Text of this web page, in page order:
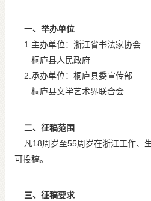
一、举办单位
1.主办单位：浙江省书法家协会
桐庐县人民政府
2.承办单位：桐庐县委宣传部
桐庐县文学艺术界联合会
二、征稿范围
凡18周岁至55周岁在浙江工作、
可投稿。
三、征稿要求